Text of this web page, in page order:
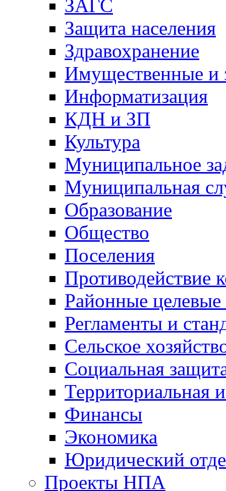
ЗАГС
Защита населения
Здравохранение
Имущественные и
Информатизация
КДН и ЗП
Культура
Муниципальное
Муниципальная
Образование
Общество
Поселения
Противодействие
Районные
Регламенты и
Сельское
Социальная
Территориальная
Финансы
Экономика
Юридический
Проекты НПА